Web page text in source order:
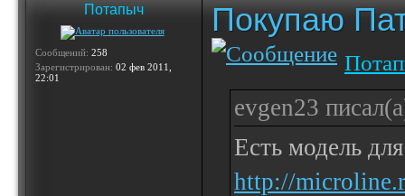
Потапыч
Сообщений: 258
Зарегистрирован: 02 фев 2011,
22:01
Покупаю
evgen23
Есть модель
http://